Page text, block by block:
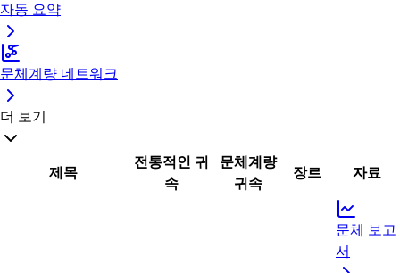
자동 요약
문체계량 네트워크
더 보기
제목
전통적인 귀
속
문체계량
귀속
장르 자료
문체 보고
서